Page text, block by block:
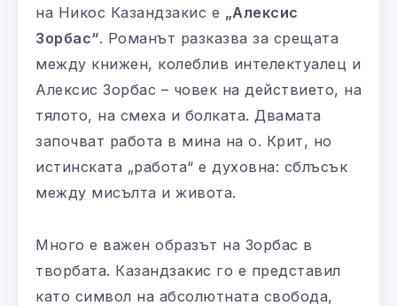
на Никос Казандзакис е „Алексис
Зорбас“. Романът разказва за срещата
между книжен, колеблив интелектуалец и
Алексис Зорбас – човек на действието, на
тялото, на смеха и болката. Двамата
започват работа в мина на о. Крит, но
истинската „работа“ е духовна: сблъсък
между мисълта и живота.
Много е важен образът на Зорбас в
творбата. Казандзакис го е представил
като символ на абсолютната свобода,